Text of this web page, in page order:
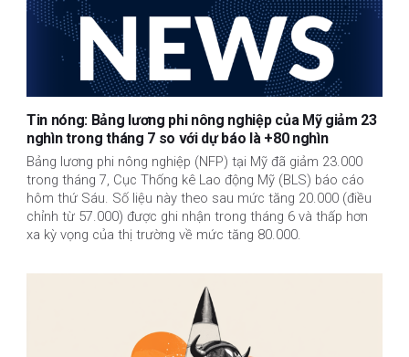
Tin nóng: Bảng lương phi nông nghiệp của Mỹ giảm 23
nghìn trong tháng 7 so với dự báo là +80 nghìn
Bảng lương phi nông nghiệp (NFP) tại Mỹ đã giảm 23.000
trong tháng 7, Cục Thống kê Lao động Mỹ (BLS) báo cáo
hôm thứ Sáu. Số liệu này theo sau mức tăng 20.000 (điều
chỉnh từ 57.000) được ghi nhận trong tháng 6 và thấp hơn
xa kỳ vọng của thị trường về mức tăng 80.000.